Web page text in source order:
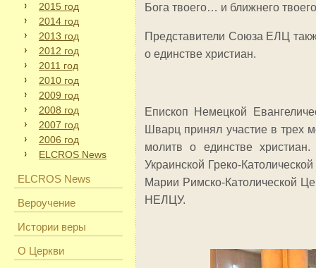
2015 год
2014 год
2013 год
2012 год
2011 год
2010 год
2009 год
2008 год
2007 год
2006 год
ELCROS News
ELCROS News
Вероучение
Истории веры
О Церкви
Бога твоего… и ближнего
Представители Союза ЕЛЦ
о единстве христиан.
Епископ Немецкой
Шварц принял участие в трех
молитв о единстве
Украинской Греко-
Марии Римско-Католической
НЕЛЦУ.